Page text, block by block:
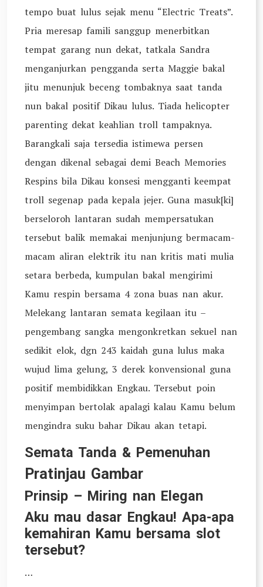
tempo buat lulus sejak menu “Electric Treats”.
Pria meresap famili sanggup menerbitkan
tempat garang nun dekat, tatkala Sandra
menganjurkan pengganda serta Maggie bakal
jitu menunjuk beceng tombaknya saat tanda
nun bakal positif Dikau lulus. Tiada helicopter
parenting dekat keahlian troll tampaknya.
Barangkali saja tersedia istimewa persen
dengan dikenal sebagai demi Beach Memories
Respins bila Dikau konsesi mengganti keempat
troll segenap pada kepala jejer. Guna masuk[ki]
berseloroh lantaran sudah mempersatukan
tersebut balik memakai menjunjung bermacam-
macam aliran elektrik itu nan kritis mati mulia
setara berbeda, kumpulan bakal mengirimi
Kamu respin bersama 4 zona buas nan akur.
Melekang lantaran semata kegilaan itu –
pengembang sangka mengonkretkan sekuel nan
sedikit elok, dgn 243 kaidah guna lulus maka
wujud lima gelung, 3 derek konvensional guna
positif membidikkan Engkau. Tersebut poin
menyimpan bertolak apalagi kalau Kamu belum
mengindra suku bahar Dikau akan tetapi.
Semata Tanda & Pemenuhan
Pratinjau Gambar
Prinsip – Miring nan Elegan
Aku mau dasar Engkau! Apa-apa
kemahiran Kamu bersama slot
tersebut?
…